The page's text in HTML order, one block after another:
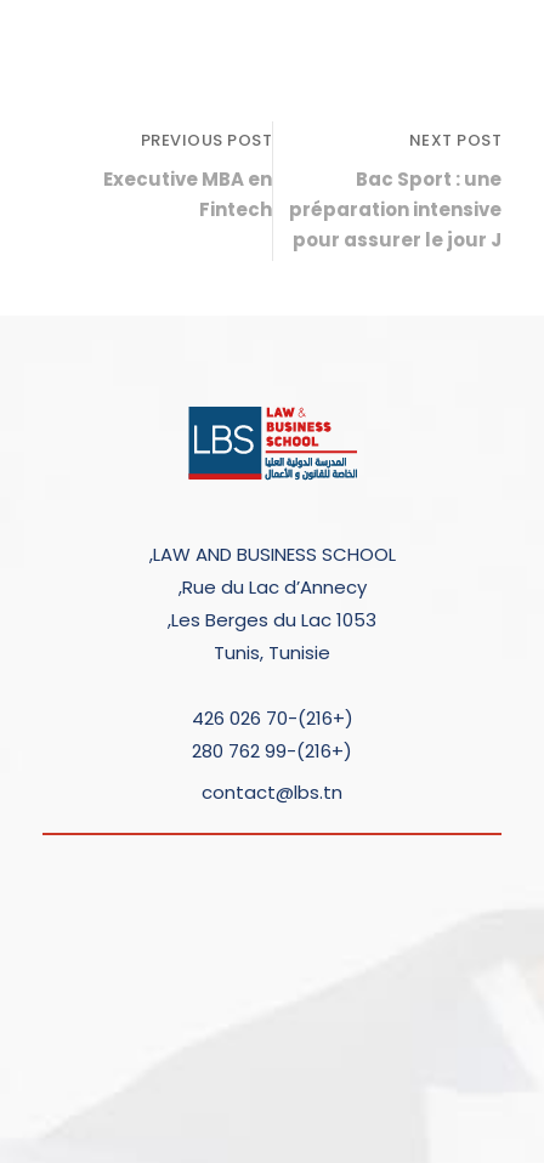
PREVIOUS POST
Executive MBA en
Fintech
NEXT POST
Bac Sport : une
préparation intensive
pour assurer le jour J
LAW AND BUSINESS SCHOOL,
Rue du Lac d’Annecy,
Les Berges du Lac 1053,
Tunis, Tunisie
(+216)-70 026 426
(+216)-99 762 280
contact@lbs.tn